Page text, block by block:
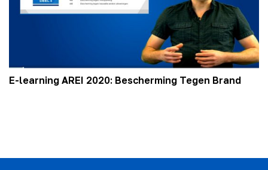
E-learning AREI 2020: Bescherming Tegen Brand